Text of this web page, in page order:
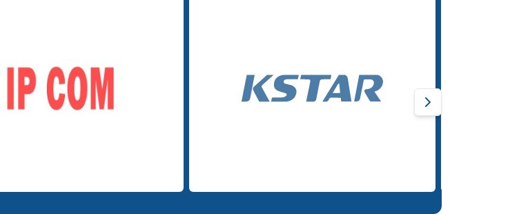
Next slide